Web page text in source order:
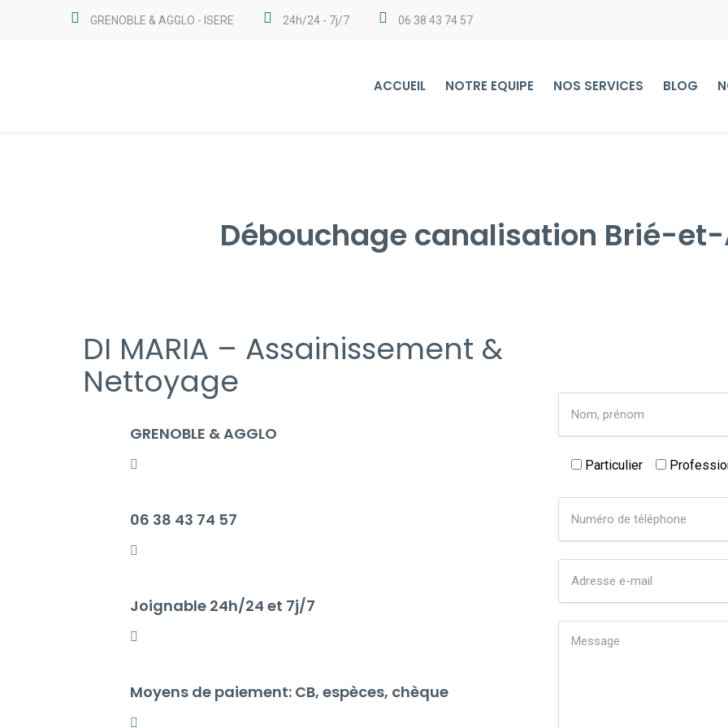
GRENOBLE & AGGLO - ISERE 24h/24 - 7j/7 06 38 43 74 57
ACCUEIL NOTRE EQUIPE NOS SERVICES BLOG
Débouchage canalisation Brié-
DI MARIA – Assainissement &
Nettoyage
GRENOBLE & AGGLO
06 38 43 74 57
Joignable 24h/24 et 7j/7
Moyens de paiement: CB, espèces, chèque
Particulier